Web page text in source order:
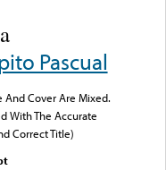
Pascual
And Cover Are Mixed.
With The Accurate
Correct Title)